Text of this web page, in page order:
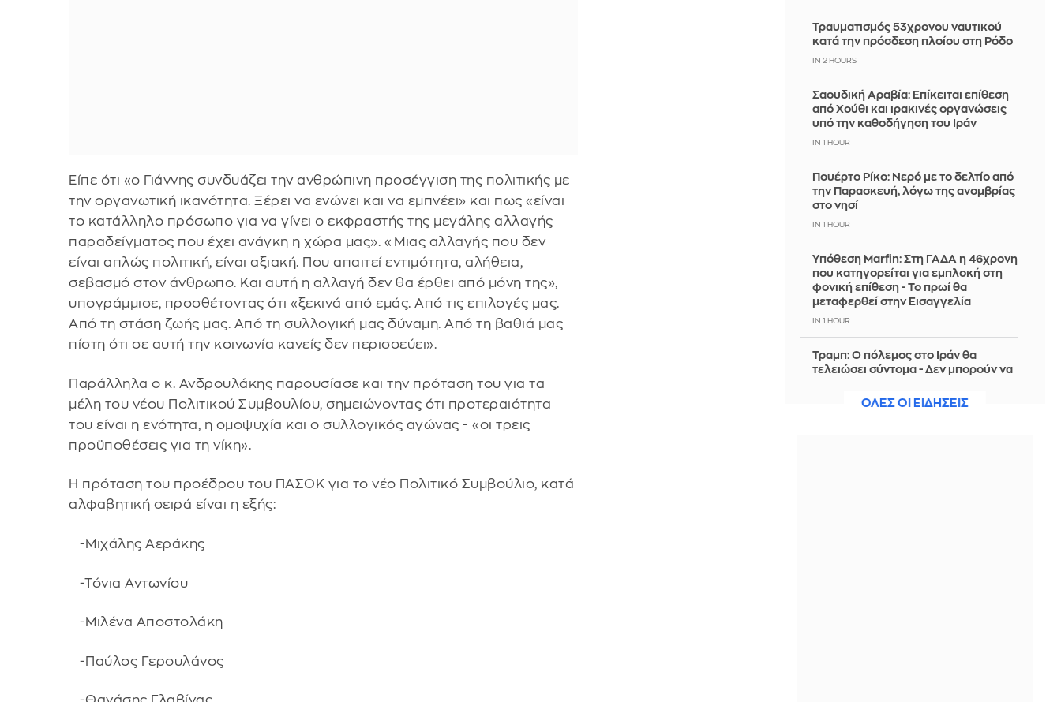
Είπε ότι «ο Γιάννης συνδυάζει την ανθρώπινη προσέγγιση της πολιτικής με
την οργανωτική ικανότητα. Ξέρει να ενώνει και να εμπνέει» και πως «είναι
το κατάλληλο πρόσωπο για να γίνει ο εκφραστής της μεγάλης αλλαγής
παραδείγματος που έχει ανάγκη η χώρα μας». «Μιας αλλαγής που δεν
είναι απλώς πολιτική, είναι αξιακή. Που απαιτεί εντιμότητα, αλήθεια,
σεβασμό στον άνθρωπο. Και αυτή η αλλαγή δεν θα έρθει από μόνη της»,
υπογράμμισε, προσθέτοντας ότι «ξεκινά από εμάς. Από τις επιλογές μας.
Από τη στάση ζωής μας. Από τη συλλογική μας δύναμη. Από τη βαθιά μας
πίστη ότι σε αυτή την κοινωνία κανείς δεν περισσεύει».
Παράλληλα ο κ. Ανδρουλάκης παρουσίασε και την πρόταση του για τα
μέλη του νέου Πολιτικού Συμβουλίου, σημειώνοντας ότι προτεραιότητα
του είναι η ενότητα, η ομοψυχία και ο συλλογικός αγώνας - «οι τρεις
προϋποθέσεις για τη νίκη».
Η πρόταση του προέδρου του ΠΑΣΟΚ για το νέο Πολιτικό Συμβούλιο, κατά
αλφαβητική σειρά είναι η εξής:
-Μιχάλης Αεράκης
-Τόνια Αντωνίου
-Μιλένα Αποστολάκη
-Παύλος Γερουλάνος
Τραυματισμός 53χρονου ναυτικού
κατά την πρόσδεση πλοίου στη Ρόδο
IN 2 HOURS
Σαουδική Αραβία: Επίκειται επίθεση
από Χούθι και ιρακινές οργανώσεις
υπό την καθοδήγηση του Ιράν
IN 1 HOUR
Πουέρτο Ρίκο: Νερό με το δελτίο από
την Παρασκευή, λόγω της ανομβρίας
στο νησί
IN 1 HOUR
Υπόθεση Marfin: Στη ΓΑΔΑ η 46χρονη
που κατηγορείται για εμπλοκή στη
φονική επίθεση - Το πρωί θα
μεταφερθεί στην Εισαγγελία
IN 1 HOUR
Τραμπ: Ο πόλεμος στο Ιράν θα
τελειώσει σύντομα - Δεν μπορούν να
ΟΛΕΣ ΟΙ ΕΙΔΗΣΕΙΣ